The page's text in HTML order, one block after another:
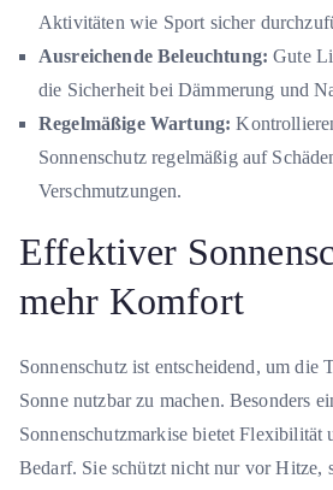
Aktivitäten wie Sport sicher
Ausreichende Beleuchtung: Gute
die Sicherheit bei Dämmerung und
Regelmäßige Wartung:
Sonnenschutz regelmäßig auf
Verschmutzungen.
Effektiver
mehr Komfort
Sonnenschutz ist entscheidend, um die
Sonne nutzbar zu machen. Besonders
Sonnenschutzmarkise bietet Flexibilität
Bedarf. Sie schützt nicht nur vor Hitze,